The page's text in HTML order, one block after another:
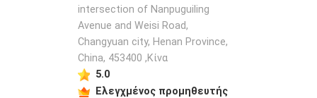
intersection of Nanpuguiling
Avenue and Weisi Road,
Changyuan city, Henan Province,
China, 453400 ,Κίνα
5.0
Ελεγχμένος προμηθευτής